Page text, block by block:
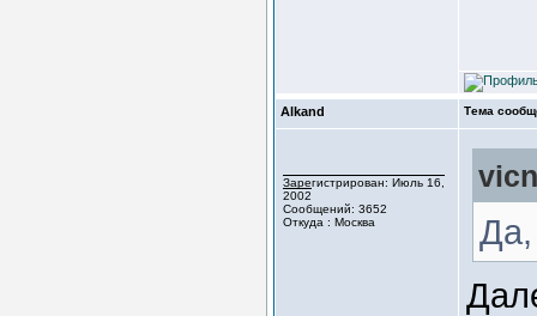
Alkand Тема
Зарегистрирован: Июль 16,
2002
Сообщений: 3652
Откуда : Москва
Да,